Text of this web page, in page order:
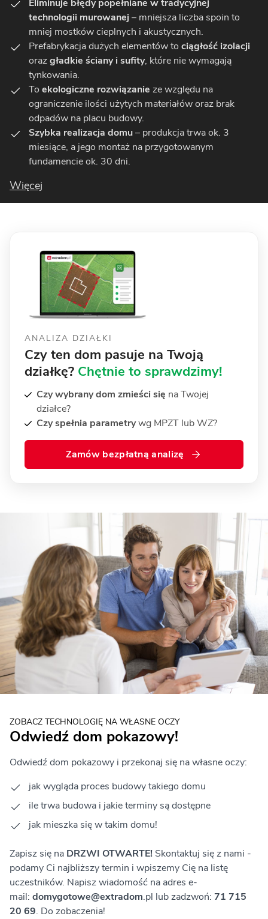
Eliminuje błędy popełniane w tradycyjnej
technologii murowanej – mniejsza liczba spoin to
mniej mostków cieplnych i akustycznych.
Prefabrykacja dużych elementów to ciągłość izolacji
orazgładkie ściany i sufity, które nie wymagają
tynkowania.
To ekologiczne rozwiązanie ze względu na
ograniczenie ilości użytych materiałów oraz brak
odpadów na placu budowy.
Szybka realizacja domu– produkcja trwa ok. 3
miesiące, a jego montaż na przygotowanym
fundamencie ok. 30 dni.
Więcej
ANALIZA DZIAŁKI
Czy ten dom pasuje na Twoją
działkę? Chętnie to sprawdzimy!
Czy wybrany dom zmieści się na Twojej
działce?
Czy spełnia parametrywg MPZT lub WZ?
Zamów bezpłatną analizę
ZOBACZ TECHNOLOGIĘ NA WŁASNE OCZY
Odwiedź dom pokazowy!
Odwiedź dom pokazowy i przekonaj się na własne oczy:
jak wygląda proces budowy takiego domu
ile trwa budowa i jakie terminy są dostępne
jak mieszka się w takim domu!
Zapisz się na DRZWI OTWARTE! Skontaktuj się z nami -
podamy Ci najbliższy termin i wpiszemy Cię na listę
uczestników. Napisz wiadomość na adres e-
mail: domygotowe@extradom.pl lub zadzwoń: 71 715
20 69. Do zobaczenia!